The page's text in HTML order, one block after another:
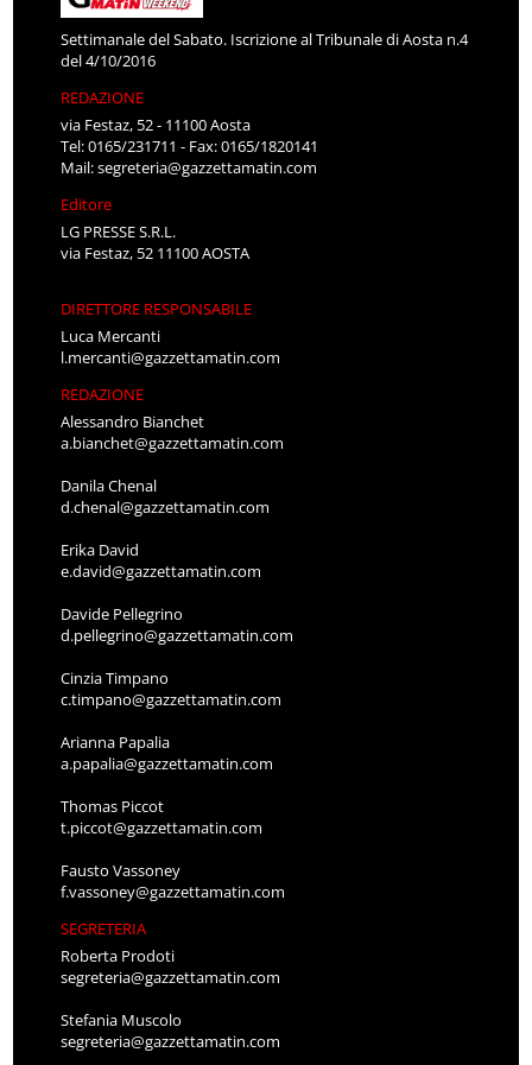
Settimanale del Sabato. Iscrizione al Tribunale di Aosta n.4
del 4/10/2016
REDAZIONE
via Festaz, 52 - 11100 Aosta
Tel: 0165/231711 - Fax: 0165/1820141
Mail:segreteria@gazzettamatin.com
Editore
LG PRESSE S.R.L.
via Festaz, 52 11100 AOSTA
DIRETTORE RESPONSABILE
Luca Mercanti
l.mercanti@gazzettamatin.com
REDAZIONE
Alessandro Bianchet
a.bianchet@gazzettamatin.com
Danila Chenal
d.chenal@gazzettamatin.com
Erika David
e.david@gazzettamatin.com
Davide Pellegrino
d.pellegrino@gazzettamatin.com
Cinzia Timpano
c.timpano@gazzettamatin.com
Arianna Papalia
a.papalia@gazzettamatin.com
Thomas Piccot
t.piccot@gazzettamatin.com
Fausto Vassoney
f.vassoney@gazzettamatin.com
SEGRETERIA
Roberta Prodoti
segreteria@gazzettamatin.com
Stefania Muscolo
segreteria@gazzettamatin.com